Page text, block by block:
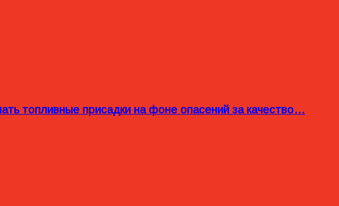
топливные присадки на фоне опасений за качество…